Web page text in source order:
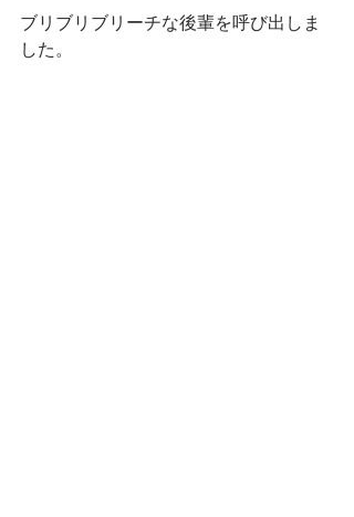
ブリブリブリーチな後輩を呼び出しま
した。